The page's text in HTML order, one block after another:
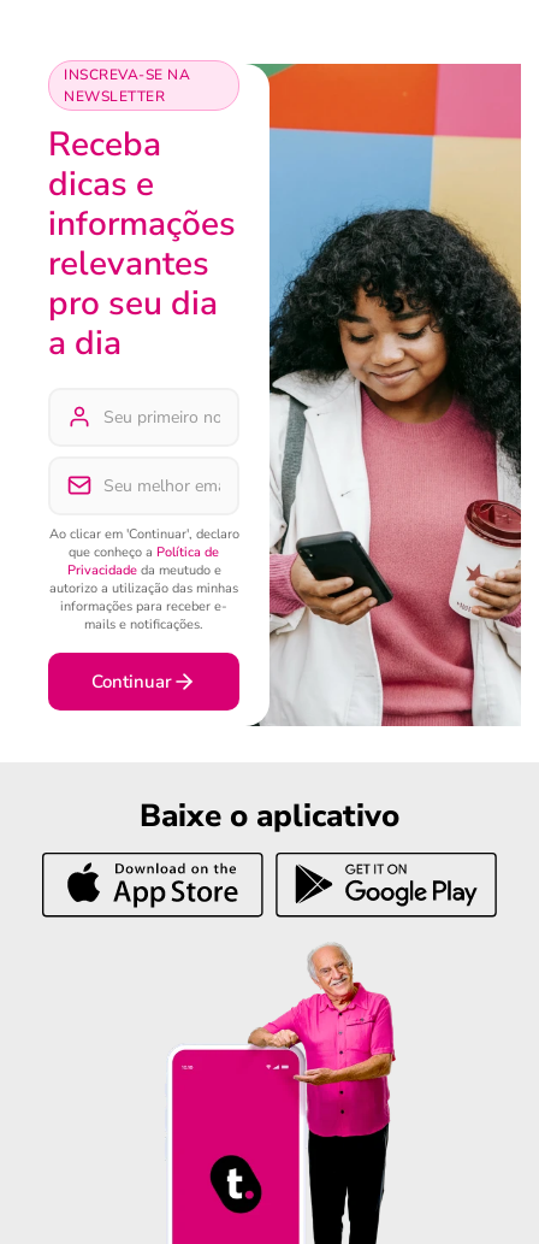
INSCREVA-SE NA
NEWSLETTER
Receba
dicas e
informações
relevantes
pro seu dia
a dia
Ao clicar em 'Continuar', declaro
que conheço a Política de
Privacidadeda meutudo e
autorizo a utilização das minhas
informações para receber e-
mails e notificações.
Continuar
Baixe o aplicativo